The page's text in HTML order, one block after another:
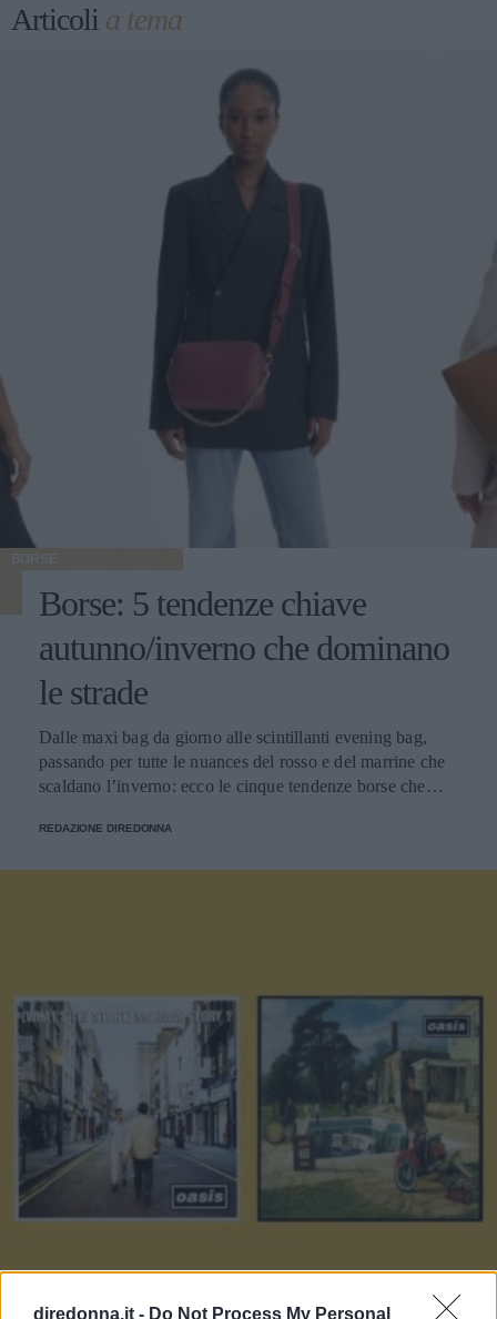
diredonna.it - Do Not Process My Personal
Articoli a tema
BORSE
Borse: 5 tendenze chiave
autunno/inverno che dominano
le strade
Dalle maxi bag da giorno alle scintillanti evening bag,
passando per tutte le nuances del rosso e del marrine che
scaldano l’inverno: ecco le cinque tendenze borse che
REDAZIONE DIREDONNA